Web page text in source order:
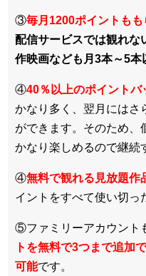
③毎月1200ポイントもも
配信サービスでは観れな
作映画なども月3本～5本
④40％以上のポイントバ
かなり多く、翌月にはさ
ができます。そのため、
かなり楽しめるので継続
④無料で観れる見放題作
イントをすべて使い切っ
⑤ファミリーアカウント
トを無料で3つまで追加
可能です。